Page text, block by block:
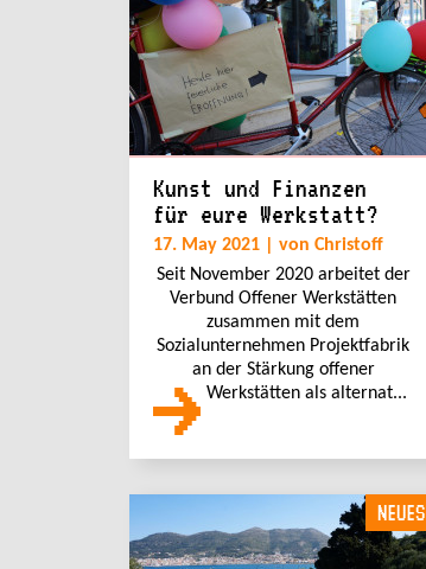
Kunst und Finanzen
für eure Werkstatt?
17. May 2021 | von Christoff
Seit November 2020 arbeitet der
Verbund Offener Werkstätten
zusammen mit dem
Sozialunternehmen Projektfabrik
an der Stärkung offener
Werkstätten als alternat...
NEUES